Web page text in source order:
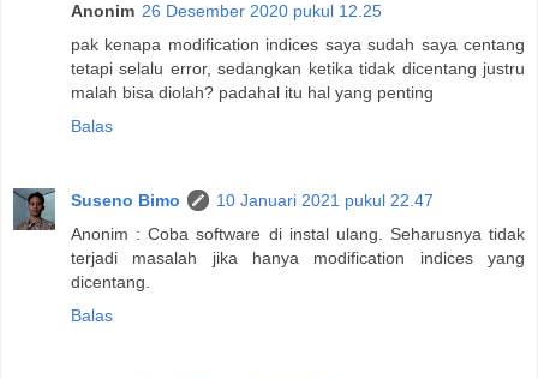
Anonim 26 Desember 2020 pukul 12.25
pak kenapa modification indices saya sudah saya centang
tetapi selalu error, sedangkan ketika tidak dicentang justru
malah bisa diolah? padahal itu hal yang penting
Balas
Suseno Bimo
10 Januari 2021 pukul 22.47
Anonim : Coba software di instal ulang. Seharusnya tidak
terjadi masalah jika hanya modification indices yang
dicentang.
Balas